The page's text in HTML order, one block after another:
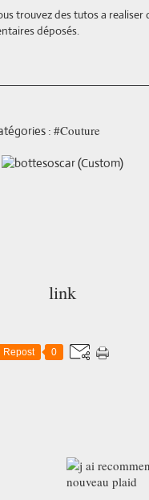
trouvez des tutos a
déposés.
: #Couture
link
Repost 0